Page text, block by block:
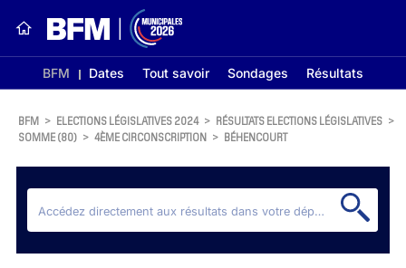
BFM Dates Tout savoir Sondages Résultats
BFM > ELECTIONS LÉGISLATIVES 2024 > RÉSULTATS ELECTIONS LÉGISLATIVES >
SOMME (80) > 4ÈME CIRCONSCRIPTION > BÉHENCOURT